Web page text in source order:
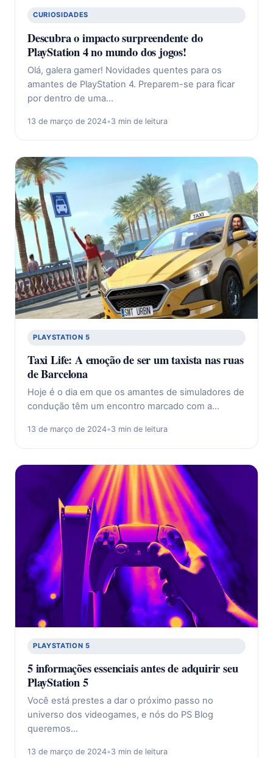
CURIOSIDADES
Descubra o impacto surpreendente do
PlayStation 4 no mundo dos jogos!
Olá, galera gamer! Novidades quentes para os
amantes de PlayStation 4. Preparem-se para ficar
por dentro de uma…
13 de março de 2024•3 min de leitura
PLAYSTATION 5
Taxi Life: A emoção de ser um taxista nas ruas
de Barcelona
Hoje é o dia em que os amantes de simuladores de
condução têm um encontro marcado com a…
13 de março de 2024•3 min de leitura
PLAYSTATION 5
5 informações essenciais antes de adquirir seu
PlayStation 5
Você está prestes a dar o próximo passo no
universo dos videogames, e nós do PS Blog
queremos…
13 de março de 2024•3 min de leitura